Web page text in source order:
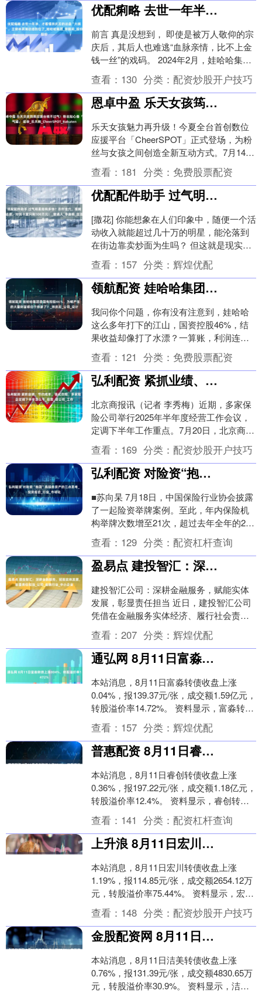
优配痢略 去世一年半，才看懂宗庆后的这盘“大棋”，王健林真滴总结到位了_娃哈哈集团_宗馥莉_股份
前言 真是没想到， 即使是被万人敬仰的宗
庆后，其后人也难逃“血脉亲情，比不上金
钱一丝”的戏码。 2024年2月，娃哈哈集团
创始人被曝与世长辞，引起了不小的关
注。....
查看： 130 分类： 配资炒股开户技巧
恩卓中盈 乐天女孩筠熹应援台喘不过气！ 粉丝贴心备「氧气罐」 续命_乐天桃_CheerSPOT_Rakuten
乐天女孩魅力再升级！今夏全台首创数位
应援平台「CheerSPOT」正式登场，为粉
丝与女孩之间创造全新互动方式。7月14日
至9月21日限时推出，首波即携手Raku....
查看： 181 分类： 免费股票配资
优配配件助手 过气明星能有多惨？农村走穴，摆摊还债，穷到卡里只剩100万元！_普通人_李嘉明_生活
[撒花] 你能想象在人们印象中，随便一个活
动收入就能超过几十万的明星，能沦落到
在街边靠卖炒面为生吗？ 但这就是现实，
当环绕在他们身边的光环退却时， 他们也
就是一....
查看： 157 分类： 辉煌优配
领航配资 娃哈哈集团是国有控股46％，为啥产生的大量财富都归于宗家了？_宗庆后_公司_设计
我问你个问题，你有没有注意到，娃哈哈
这么多年打下的江山，国资控股46%，结
果收益却像打了水漂？一算账，利润连个
像样的中型公司都比不上，这事你琢磨明
白了吗？ 我也....
查看： 121 分类： 免费股票配资
弘利配资 紧抓业绩、节约成本、强化合规，多家险企定调下半年怎么干_经营_该公司_工作
北京商报讯（记者 李秀梅）近期，多家保
险公司举行2025年半年度经营工作会议，
定调下半年工作重点。7月20日，北京商报
记者梳理比较发现，深化改革、紧抓发
展、防控....
查看： 169 分类： 配资炒股开户技巧
弘利配资 对险资“抱团”高股息资产的三点思考_投资组合_行业_市场化
■苏向杲 7月18日，中国保险行业协会披露
了一起险资举牌案例。至此，年内保险机
构举牌次数增至21次，超过去年全年的20
次。今年险资举牌标的共性鲜明，集中在
银行和....
查看： 129 分类： 配资杠杆查询
盈易点 建投智汇：深耕金融服务，赋能实体发展，彰显责任担当_公司_金融行业_中小企业
建投智汇公司：深耕金融服务，赋能实体
发展，彰显责任担当 近日，建投智汇公司
凭借在金融服务实体经济、履行社会责任
等方面的突出表现，赢得了社会各界的广
泛赞誉，成为金....
查看： 207 分类： 辉煌优配
通弘网 8月11日富淼转债上涨004%，转股溢价率1472%
本站消息，8月11日富淼转债收盘上涨
0.04%，报139.37元/张，成交额1.59亿元，
转股溢价率14.72%。 资料显示，富淼转债
信用级别为“A”，债券期限....
查看： 157 分类： 辉煌优配
普惠配资 8月11日睿创转债上涨036%，转股溢价率124%
本站消息，8月11日睿创转债收盘上涨
0.36%，报197.22元/张，成交额1.18亿元，
转股溢价率12.4%。 资料显示，睿创转债
信用级别为“AA”，债券期限....
查看： 141 分类： 配资杠杆查询
上升浪 8月11日宏川转债上涨119%，转股溢价率7544%
本站消息，8月11日宏川转债收盘上涨
1.19%，报114.85元/张，成交额2654.12万
元，转股溢价率75.44%。 资料显示，宏川
转债信用级别为“AA-”....
查看： 148 分类： 配资炒股开户技巧
金股配资网 8月11日洁美转债上涨076%，转股溢价率309%
本站消息，8月11日洁美转债收盘上涨
0.76%，报131.39元/张，成交额4830.65万
元，转股溢价率30.9%。 资料显示，洁美